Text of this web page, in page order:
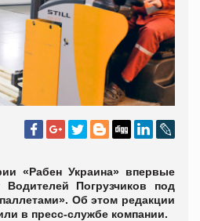
«Рабен Украина» впервые
Водителей Погрузчиков под
Об этом редакции
в пресс-службе компании.